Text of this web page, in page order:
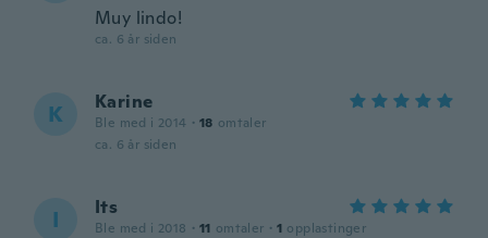
Muy lindo!
ca. 6 år siden
K Karine
Ble med i 2014 · 18 omtaler
ca. 6 år siden
I Its
Ble med i 2018 · 11 omtaler · 1 opplastinger